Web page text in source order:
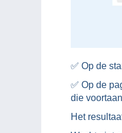
✅ Op de
✅ Op de
die
Het